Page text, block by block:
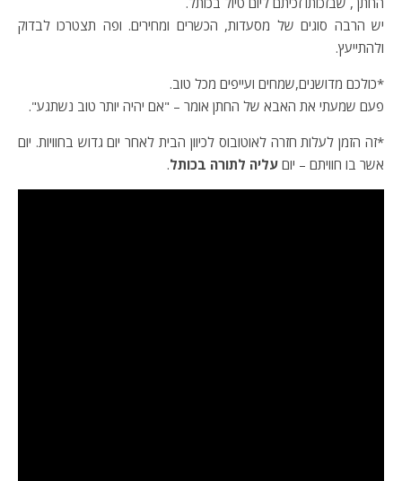
יש הרבה סוגים של מסעדות, הכשרים ומחירים. ופה תצטרכו לבדוק
ולהתייעץ.
*כולכם מדושנים,שמחים ועייפים מכל טוב.
פעם שמעתי את האבא של החתן אומר – "אם יהיה יותר טוב נשתגע".
*זה הזמן לעלות חזרה לאוטובוס לכיוון הבית לאחר יום גדוש בחוויות. יום
אשר בו חוויתם – יום עליה לתורה בכותל.